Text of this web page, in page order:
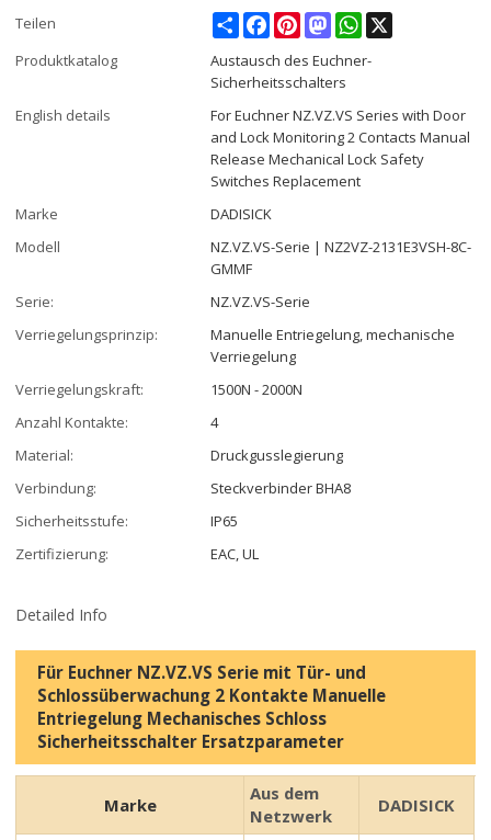
Teilen ShareFacebookPinterestMastodonWhatsApp
Produktkatalog
Austausch des Euchner-
Sicherheitsschalters
English details
For Euchner NZ.VZ.VS Series with Door
and Lock Monitoring 2 Contacts Manual
Release Mechanical Lock Safety
Switches Replacement
Marke
DADISICK
Modell
NZ.VZ.VS-Serie | NZ2VZ-2131E3VSH-8C-
GMMF
Serie:
NZ.VZ.VS-Serie
Verriegelungsprinzip:
Manuelle Entriegelung, mechanische
Verriegelung
Verriegelungskraft:
1500N - 2000N
Anzahl Kontakte:
4
Material:
Druckgusslegierung
Verbindung:
Steckverbinder BHA8
Sicherheitsstufe:
IP65
Zertifizierung:
EAC, UL
Detailed Info
Für Euchner NZ.VZ.VS Serie mit Tür- und
Schlossüberwachung 2 Kontakte Manuelle
Entriegelung Mechanisches Schloss
Sicherheitsschalter Ersatzparameter
Marke
Aus dem
Netzwerk
DADISICK